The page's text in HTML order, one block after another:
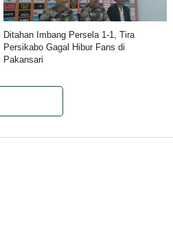
Ditahan Imbang Persela 1-1, Tira
Persikabo Gagal Hibur Fans di
Pakansari